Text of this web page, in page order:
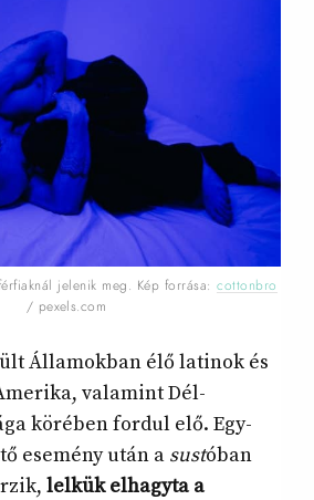
jelenik meg. Kép forrása:cottonbro
/ pexels.com
Államokban élő latinok és
valamint Dél-
körében fordul elő. Egy-
esemény után a sustóban
lelkük elhagyta a